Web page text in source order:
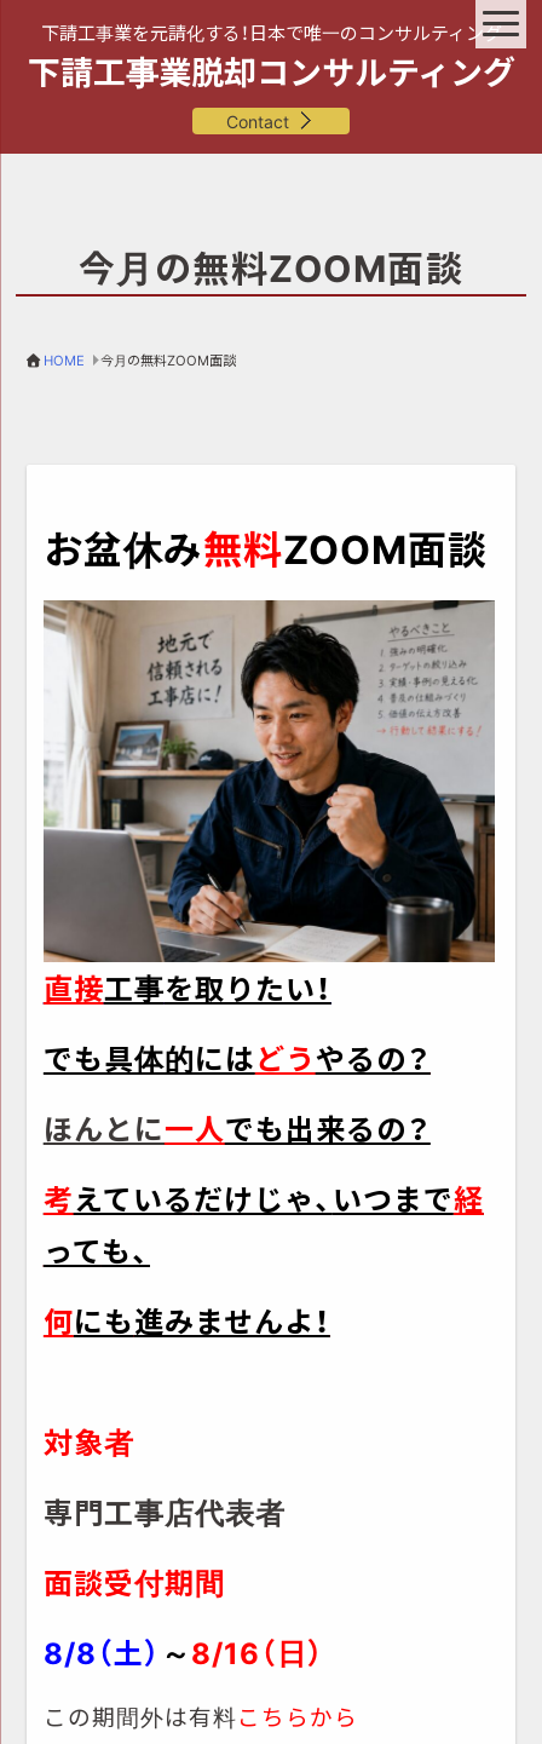
下請工事業を元請化する！日本で唯一のコンサルティング
下請工事業脱却コンサルティング
Contact
今月の無料ZOOM面談
HOME 今月の無料ZOOM面談
お盆休み無料ZOOM面談
直接工事を取りたい！
でも具体的にはどうやるの？
ほんとに一人でも出来るの？
考えているだけじゃ、 いつまで経
っても、
何にも進みませんよ！
対象者
専門工事店代表者
面談受付期間
8/8（土） ～8/16（日）
この期間外は有料こちらから